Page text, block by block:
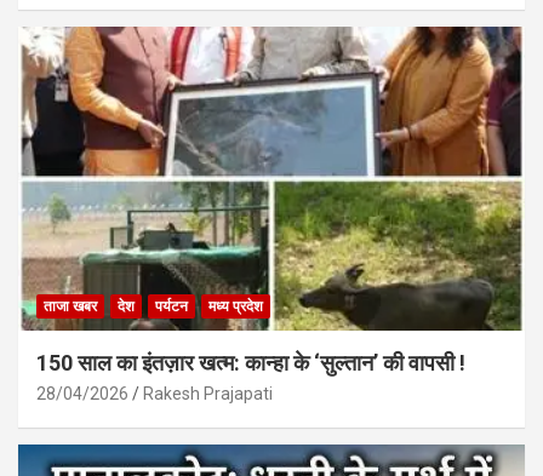
ताजा खबर देश पर्यटन मध्य प्रदेश
150 साल का इंतज़ार खत्म: कान्हा के ‘सुल्तान’ की वापसी !
28/04/2026 Rakesh Prajapati